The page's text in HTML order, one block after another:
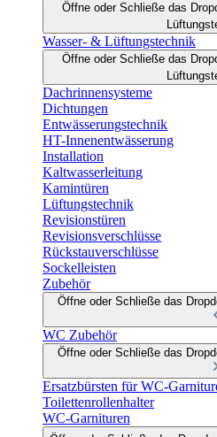
Öffne oder Schließe das
Wasser- & Lüftungstechnik
Öffne oder Schließe das
Dachrinnensysteme
Dichtungen
Entwässerungstechnik
HT-Innenentwässerung
Installation
Kaltwasserleitung
Kamintüren
Lüftungstechnik
Revisionstüren
Revisionsverschlüsse
Rückstauverschlüsse
Sockelleisten
Zubehör
Öffne oder Schließe das
WC Zubehör
Öffne oder Schließe das
Ersatzbürsten für WC-
Toilettenrollenhalter
WC-Garnituren